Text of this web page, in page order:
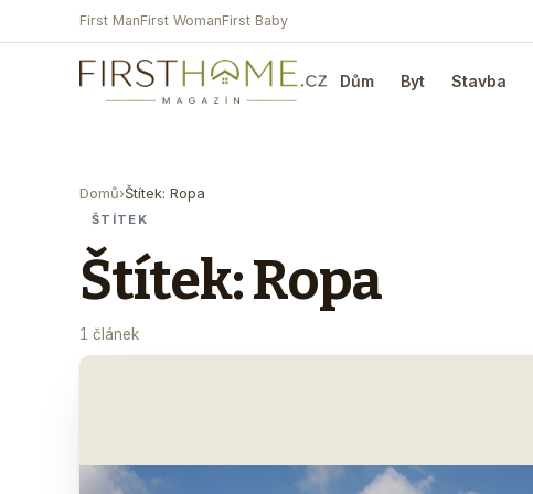
First ManFirst WomanFirst Baby
Dům Byt Stavba
Domů›Štítek: Ropa
ŠTÍTEK
Štítek: Ropa
1 článek